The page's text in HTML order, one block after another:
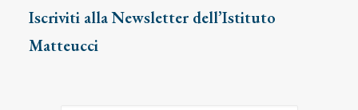
Iscriviti alla Newsletter dell’Istituto
Matteucci